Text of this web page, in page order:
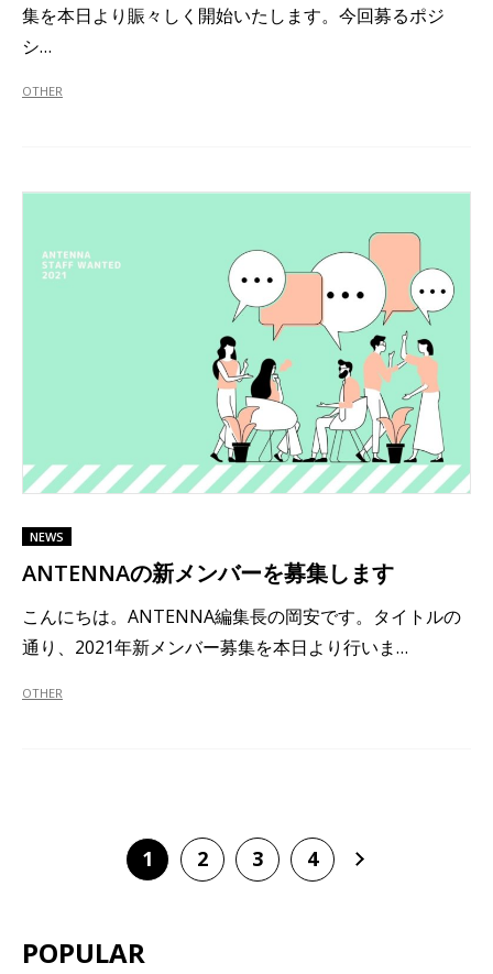
集を本日より賑々しく開始いたします。今回募るポジ
シ…
OTHER
NEWS
ANTENNAの新メンバーを募集します
こんにちは。ANTENNA編集長の岡安です。タイトルの
通り、2021年新メンバー募集を本日より行いま…
OTHER
1 2 3 4
POPULAR